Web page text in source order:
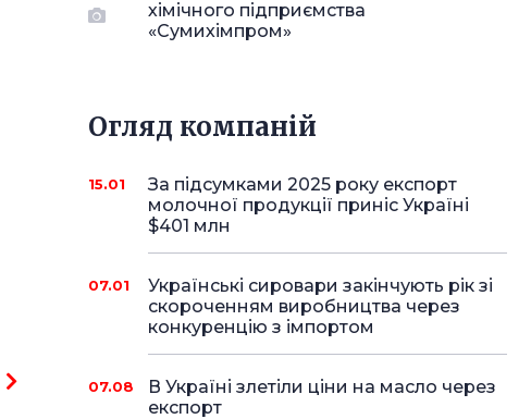
хімічного підприємства
«Сумихімпром»
Огляд компаній
15.01
За підсумками 2025 року експорт
молочної продукції приніс Україні
$401 млн
07.01
Українські сировари закінчують рік зі
скороченням виробництва через
конкуренцію з імпортом
07.08
В Україні злетіли ціни на масло через
експорт